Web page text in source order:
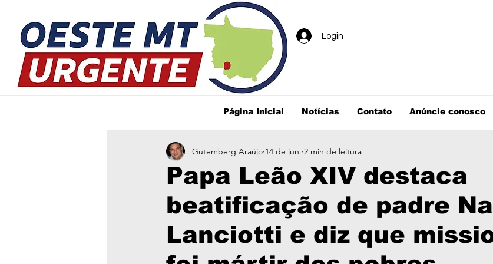
Login
Página Inicial Notícias Contato Anúncie conosco
Papa Leão XIV destaca
beatificação de padre
Lanciotti e diz que
Gutemberg Araújo 14 de jun. 2 min de leitura